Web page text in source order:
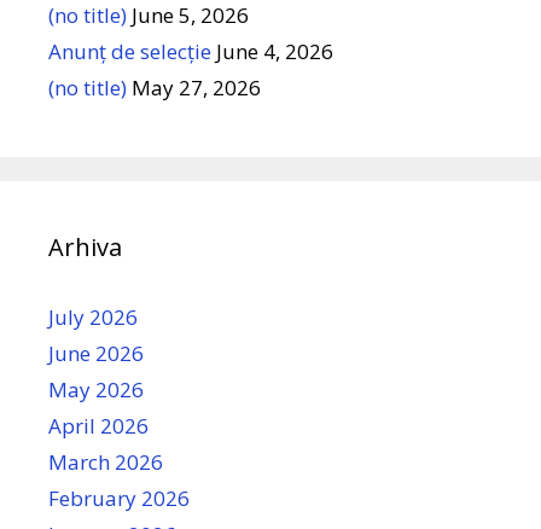
(no title) June 5, 2026
Anunț de selecție June 4, 2026
(no title) May 27, 2026
Arhiva
July 2026
June 2026
May 2026
April 2026
March 2026
February 2026